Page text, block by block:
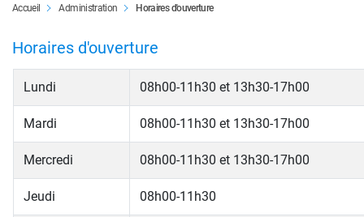
Accueil Administration Horaires d'ouverture(sélectionné)
Content
Horaires d'ouverture
Lundi 08h00-11h30 et 13h30-17h00
Mardi 08h00-11h30 et 13h30-17h00
Mercredi 08h00-11h30 et 13h30-17h00
Jeudi 08h00-11h30